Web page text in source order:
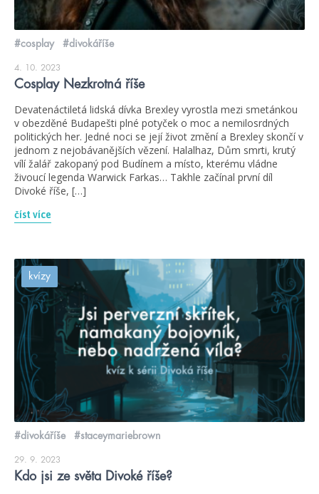
#cosplay #divokáříše
4. 10. 2023
Cosplay Nezkrotná říše
Devatenáctiletá lidská dívka Brexley vyrostla mezi smetánkou
v obezděné Budapešti plné potyček o moc a nemilosrdných
politických her. Jedné noci se její život změní a Brexley skončí v
jednom z nejobávanějších vězení. Halalhaz, Dům smrti, krutý
vílí žalář zakopaný pod Budínem a místo, kterému vládne
živoucí legenda Warwick Farkas… Takhle začínal první díl
Divoké říše, […]
číst více
kvízy
#divokáříše #staceymariebrown
29. 9. 2023
Kdo jsi ze světa Divoké říše?